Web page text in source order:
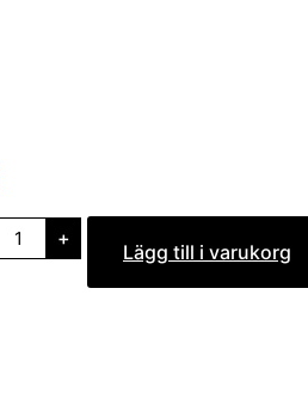
+
Lägg till i varukorg